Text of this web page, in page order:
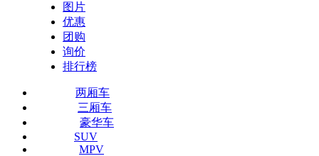
图片
优惠
团购
询价
排行榜
两厢车
三厢车
豪华车
SUV
MPV